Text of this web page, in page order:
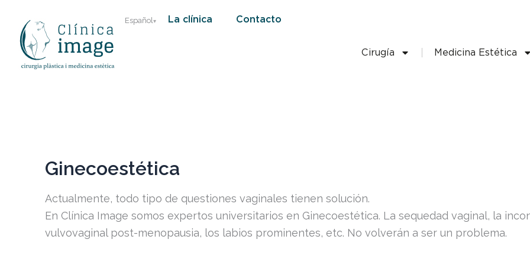
contenido
Español La clínica Contacto
Cirugía Medicina Estética
Ginecoestética
Actualmente, todo tipo de questiones vaginales tienen solución.
En Clínica Image somos expertos universitarios en Ginecoestética. La sequedad vaginal, la
vulvovaginal post-menopausia, los labios prominentes, etc. No volverán a ser un problema.